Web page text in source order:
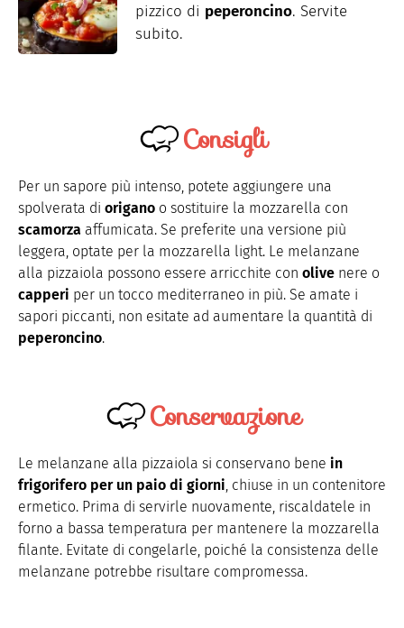
pizzico di peperoncino. Servite
subito.
Consigli
Per un sapore più intenso, potete aggiungere una
spolverata di origano o sostituire la mozzarella con
scamorza affumicata. Se preferite una versione più
leggera, optate per la mozzarella light. Le melanzane
alla pizzaiola possono essere arricchite con olive nere o
capperi per un tocco mediterraneo in più. Se amate i
sapori piccanti, non esitate ad aumentare la quantità di
peperoncino.
Conservazione
Le melanzane alla pizzaiola si conservano bene in
frigorifero per un paio di giorni, chiuse in un contenitore
ermetico. Prima di servirle nuovamente, riscaldatele in
forno a bassa temperatura per mantenere la mozzarella
filante. Evitate di congelarle, poiché la consistenza delle
melanzane potrebbe risultare compromessa.